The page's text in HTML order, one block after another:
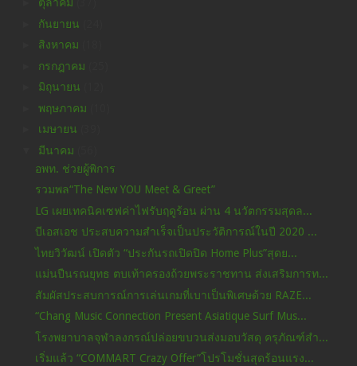
กันยายน
สิงหาคม
กรกฎาคม
มิถุนายน
พฤษภาคม
เมษายน
มีนาคม
อพท. ช่วยผู้พิการ
รวมพล“The New YOU Meet & Greet”
LG เผยเทคนิคเซฟค่าไฟรับฤดูร้อน ผ่าน 4 นวัตกรรมสุดล...
บีเอสเอช ประสบความสำเร็จเป็นประวัติการณ์ในปี 2020 ...
ไทยวิวัฒน์ เปิดตัว “ประกันรถเปิดปิด Home Plus”สุดย...
แม่นปืนรณยุทธ ตบเท้าครองถ้วยพระราชทาน ส่งเสริมการท...
สัมผัสประสบการณ์การเล่นเกมที่เบาเป็นพิเศษด้วย RAZE...
“Chang Music Connection Present Asiatique Surf Mus...
โรงพยาบาลจุฬาลงกรณ์ปล่อยขบวนส่งมอบวัสดุ ครุภัณฑ์สำ...
เริ่มแล้ว “COMMART Crazy Offer”โปรโมชั่นสุดร้อนแรง...